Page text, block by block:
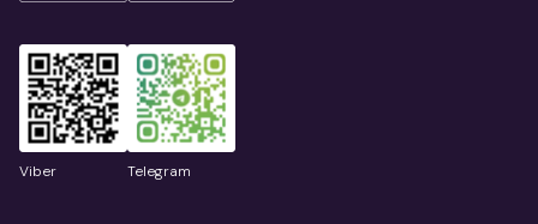
Viber Telegram